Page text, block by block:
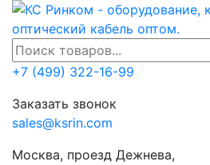
+7 (499) 322-16-99
Заказать звонок
sales@ksrin.com
Москва, проезд Дежнева,